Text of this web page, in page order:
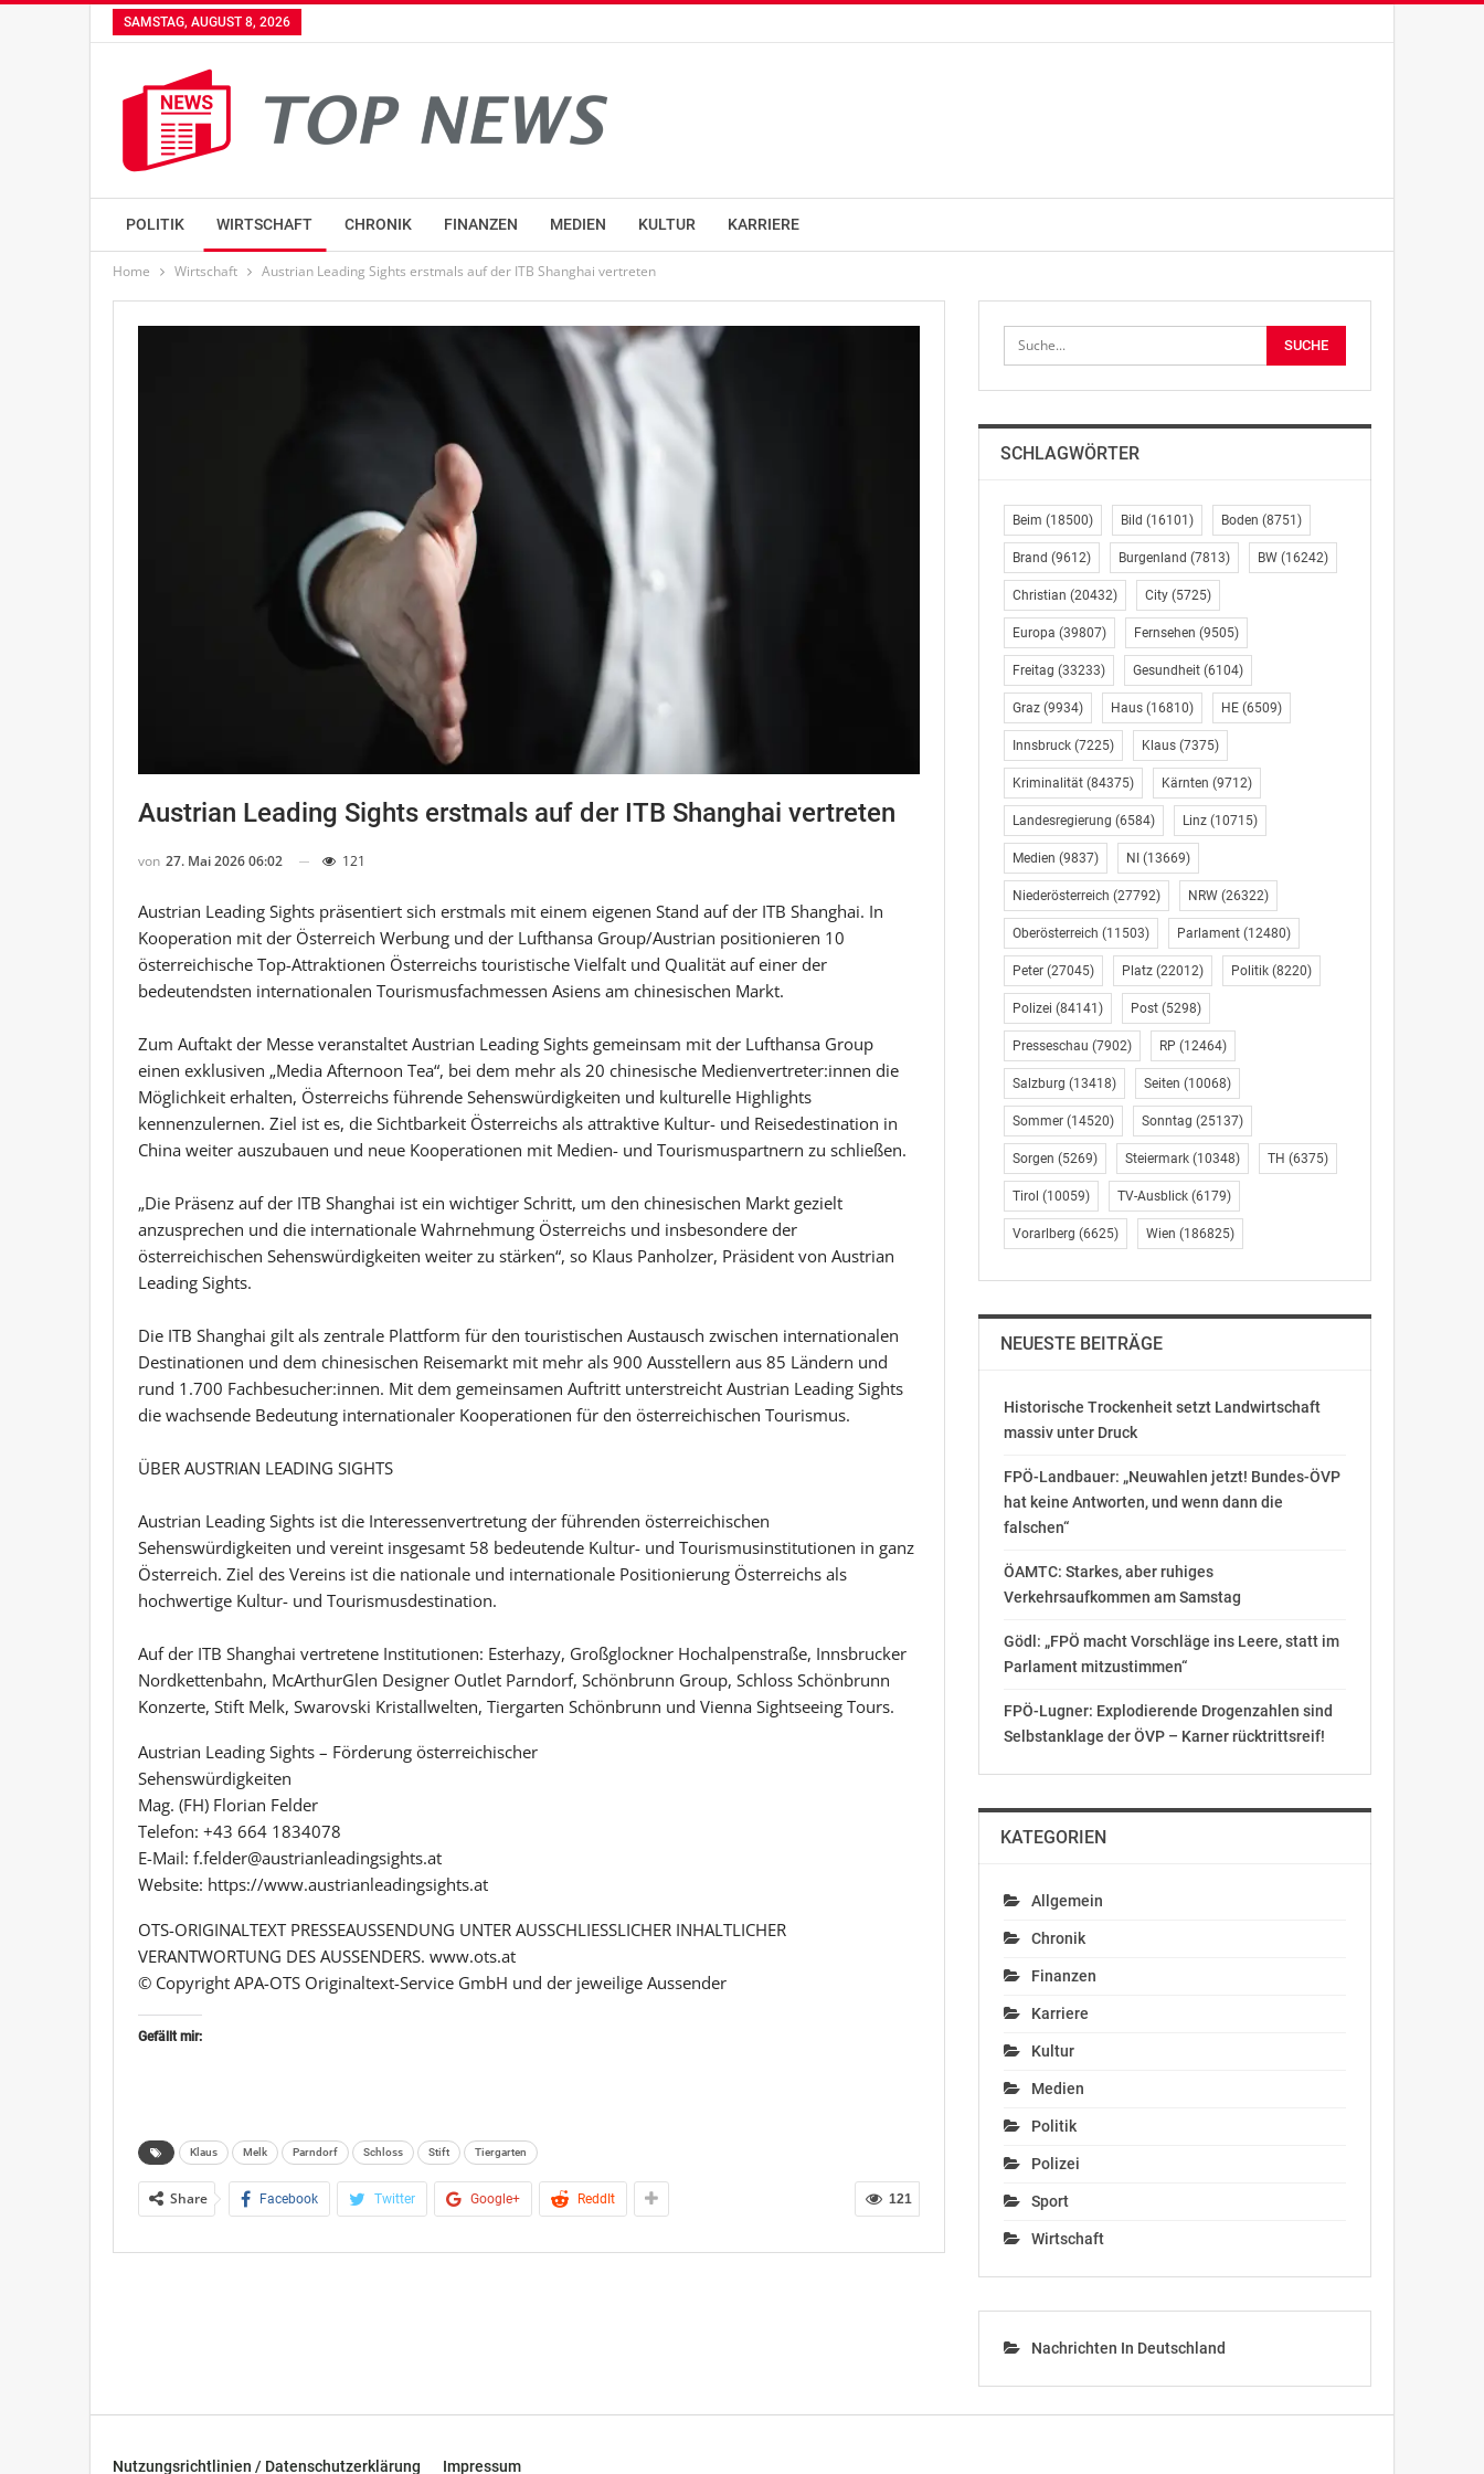
SAMSTAG, AUGUST 8, 2026
POLITIK WIRTSCHAFT CHRONIK FINANZEN MEDIEN KULTUR KARRIERE
Home Wirtschaft Austrian Leading Sights erstmals auf der ITB Shanghai vertreten
Austrian Leading Sights erstmals auf der ITB Shanghai vertreten
von 27. Mai 2026 06:02 121
Austrian Leading Sights präsentiert sich erstmals mit einem eigenen Stand auf der ITB Shanghai. In
Kooperation mit der Österreich Werbung und der Lufthansa Group/Austrian positionieren 10
österreichische Top-Attraktionen Österreichs touristische Vielfalt und Qualität auf einer der
bedeutendsten internationalen Tourismusfachmessen Asiens am chinesischen Markt.
Zum Auftakt der Messe veranstaltet Austrian Leading Sights gemeinsam mit der Lufthansa Group
einen exklusiven „Media Afternoon Tea“, bei dem mehr als 20 chinesische Medienvertreter:innen die
Möglichkeit erhalten, Österreichs führende Sehenswürdigkeiten und kulturelle Highlights
kennenzulernen. Ziel ist es, die Sichtbarkeit Österreichs als attraktive Kultur- und Reisedestination in
China weiter auszubauen und neue Kooperationen mit Medien- und Tourismuspartnern zu schließen.
„Die Präsenz auf der ITB Shanghai ist ein wichtiger Schritt, um den chinesischen Markt gezielt
anzusprechen und die internationale Wahrnehmung Österreichs und insbesondere der
österreichischen Sehenswürdigkeiten weiter zu stärken“, so Klaus Panholzer, Präsident von Austrian
Leading Sights.
Die ITB Shanghai gilt als zentrale Plattform für den touristischen Austausch zwischen internationalen
Destinationen und dem chinesischen Reisemarkt mit mehr als 900 Ausstellern aus 85 Ländern und
rund 1.700 Fachbesucher:innen. Mit dem gemeinsamen Auftritt unterstreicht Austrian Leading Sights
die wachsende Bedeutung internationaler Kooperationen für den österreichischen Tourismus.
ÜBER AUSTRIAN LEADING SIGHTS
Austrian Leading Sights ist die Interessenvertretung der führenden österreichischen
Sehenswürdigkeiten und vereint insgesamt 58 bedeutende Kultur- und Tourismusinstitutionen in ganz
Österreich. Ziel des Vereins ist die nationale und internationale Positionierung Österreichs als
hochwertige Kultur- und Tourismusdestination.
Auf der ITB Shanghai vertretene Institutionen: Esterhazy, Großglockner Hochalpenstraße, Innsbrucker
Nordkettenbahn, McArthurGlen Designer Outlet Parndorf, Schönbrunn Group, Schloss Schönbrunn
Konzerte, Stift Melk, Swarovski Kristallwelten, Tiergarten Schönbrunn und Vienna Sightseeing Tours.
Austrian Leading Sights – Förderung österreichischer
Sehenswürdigkeiten
Mag. (FH) Florian Felder
Telefon: +43 664 1834078
E-Mail: f.felder@austrianleadingsights.at
Website: https://www.austrianleadingsights.at
OTS-ORIGINALTEXT PRESSEAUSSENDUNG UNTER AUSSCHLIESSLICHER INHALTLICHER
VERANTWORTUNG DES AUSSENDERS. www.ots.at
© Copyright APA-OTS Originaltext-Service GmbH und der jeweilige Aussender
Gefällt mir:
Klaus Melk Parndorf Schloss Stift Tiergarten
121
Share Facebook Twitter Google+ ReddIt
SCHLAGWÖRTER
Beim (18500) Bild (16101) Boden (8751)
Brand (9612) Burgenland (7813) BW(16242)
Christian (20432) City(5725)
Europa (39807) Fernsehen (9505)
Freitag (33233) Gesundheit(6104)
Graz(9934) Haus(16810) HE(6509)
Innsbruck(7225) Klaus(7375)
Kriminalität(84375) Kärnten (9712)
Landesregierung (6584) Linz(10715)
Medien (9837) NI (13669)
Niederösterreich (27792) NRW(26322)
Oberösterreich (11503) Parlament(12480)
Peter(27045) Platz(22012) Politik(8220)
Polizei (84141) Post(5298)
Presseschau (7902) RP (12464)
Salzburg (13418) Seiten (10068)
Sommer(14520) Sonntag (25137)
Sorgen (5269) Steiermark(10348) TH (6375)
Tirol (10059) TV-Ausblick(6179)
Vorarlberg (6625) Wien (186825)
NEUESTE BEITRÄGE
Historische Trockenheit setzt Landwirtschaft
massiv unter Druck
FPÖ-Landbauer: „Neuwahlen jetzt! Bundes-ÖVP
hat keine Antworten, und wenn dann die
falschen“
ÖAMTC: Starkes, aber ruhiges
Verkehrsaufkommen am Samstag
Gödl: „FPÖ macht Vorschläge ins Leere, statt im
Parlament mitzustimmen“
FPÖ-Lugner: Explodierende Drogenzahlen sind
Selbstanklage der ÖVP – Karner rücktrittsreif!
KATEGORIEN
Allgemein
Chronik
Finanzen
Karriere
Kultur
Medien
Politik
Polizei
Sport
Wirtschaft
Nachrichten In Deutschland
Nutzungsrichtlinien / Datenschutzerklärung Impressum